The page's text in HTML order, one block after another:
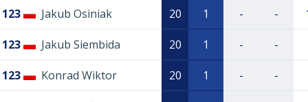
123 Jakub Osiniak 20 1 - -
123 Jakub Siembida 20 1 - -
123 Konrad Wiktor 20 1 - -